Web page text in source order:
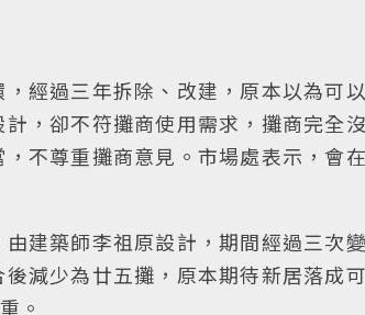
經過三年拆除、改建，原本以為可
，卻不符攤商使用需求，攤商完全
不尊重攤商意見。市場處表示，會
建築師李祖原設計，期間經過三次
減少為廿五攤，原本期待新居落成
。